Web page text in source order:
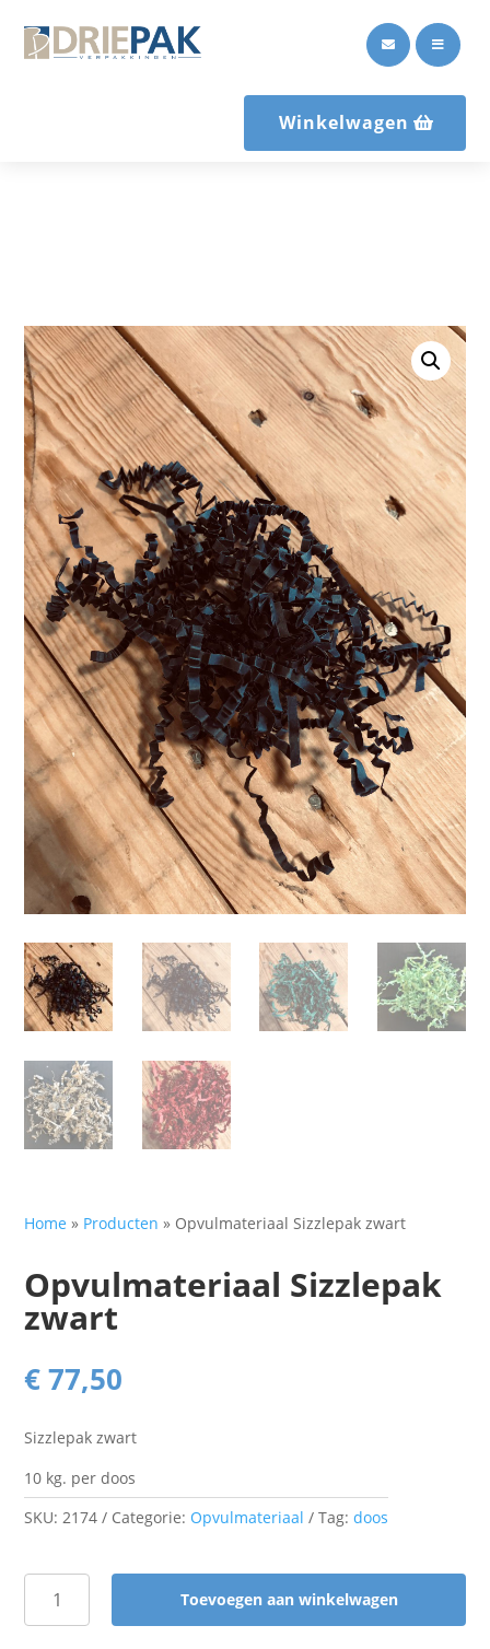
 
Winkelwagen
Home » Producten » Opvulmateriaal Sizzlepak zwart
Opvulmateriaal Sizzlepak
zwart
€77,50
Sizzlepak zwart
10 kg. per doos
SKU:2174 Categorie: Opvulmateriaal Tag:doos
Opvulmateriaal
Toevoegen aan winkelwagen